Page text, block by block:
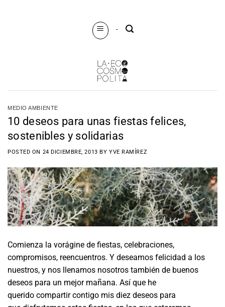
-
MEDIO AMBIENTE
10 deseos para unas fiestas felices,
sostenibles y solidarias
POSTED ON 24 DICIEMBRE, 2013 BY YVE RAMÍREZ
Comienza la vorágine de fiestas, celebraciones,
compromisos, reencuentros. Y deseamos felicidad a los
nuestros, y nos llenamos nosotros también de buenos
deseos para un mejor mañana. Así que he
querido compartir contigo mis diez deseos para